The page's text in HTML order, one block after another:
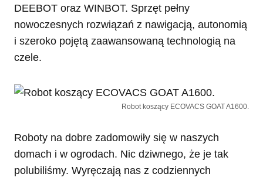
DEEBOT oraz WINBOT. Sprzęt pełny
nowoczesnych rozwiązań z nawigacją, autonomią
i szeroko pojętą zaawansowaną technologią na
czele.
Robot koszący ECOVACS GOAT A1600.
Roboty na dobre zadomowiły się w naszych
domach i w ogrodach. Nic dziwnego, że je tak
polubiliśmy. Wyręczają nas z codziennych